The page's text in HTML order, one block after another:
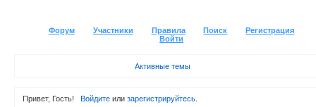
Форум Участники Правила Поиск
Регистрация
Войти
Активные темы
Привет, Гость! Войдитеили зарегистрируйтесь.